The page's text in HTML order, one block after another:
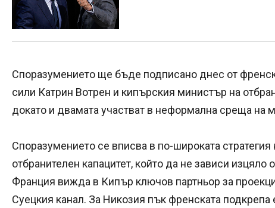
Споразумението ще бъде подписано днес от
сили Катрин Вотрен и кипърския министър на
докато и двамата участват в неформална среща на
Споразумението се вписва в по-широката
отбранителен капацитет, който да не зависи изцяло
Франция вижда в Кипър ключов партньор за
Суецкия канал. За Никозия пък френската